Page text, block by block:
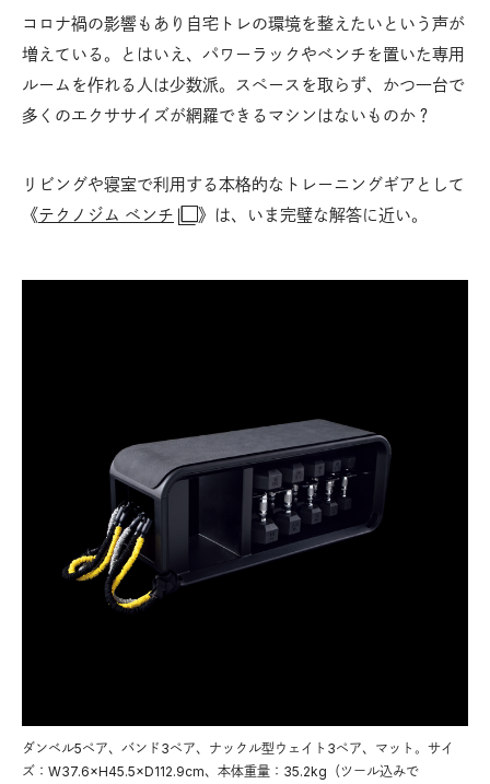
コロナ禍の影響もあり自宅トレの環境を整えたいという声が
増えている。とはいえ、パワーラックやベンチを置いた専用
ルームを作れる人は少数派。スペースを取らず、かつ一台で
多くのエクササイズが網羅できるマシンはないものか？
リビングや寝室で利用する本格的なトレーニングギアとして
《テクノジム ベンチ 》は、いま完璧な解答に近い。
ダンベル5ペア、バンド3ペア、ナックル型ウェイト3ペア、マット。サイ
ズ：W37.6×H45.5×D112.9cm、本体重量：35.2kg（ツール込みで